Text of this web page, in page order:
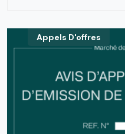
Appels D'offres